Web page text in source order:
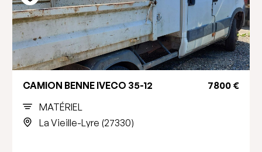
CAMION BENNE IVECO 35-12
7800 €
MATÉRIEL
La Vieille-Lyre (27330)